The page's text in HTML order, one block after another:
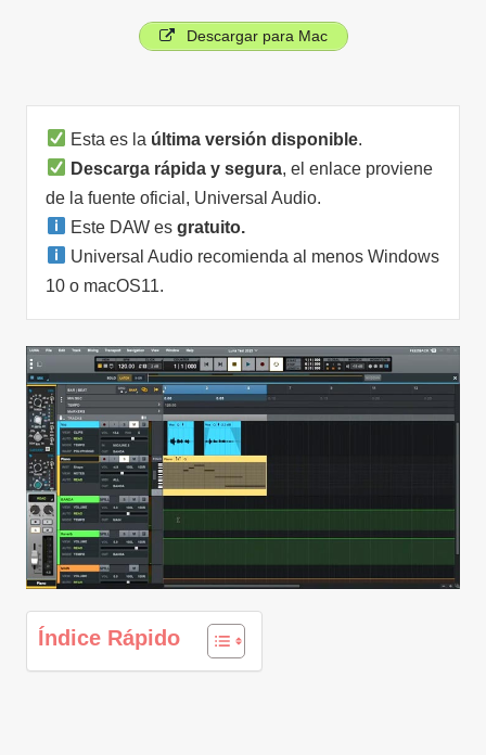
Descargar para Mac
Esta es la última versión disponible.
Descarga rápida y segura, el enlace proviene
de la fuente oficial, Universal Audio.
Este DAW esgratuito.
Universal Audio recomienda al menos Windows
10 o macOS11.
Índice Rápido